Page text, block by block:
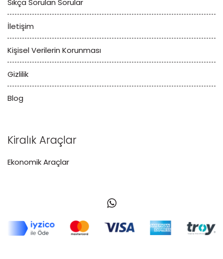
Sıkça Sorulan Sorular
İletişim
Kişisel Verilerin Korunması
Gizlilik
Blog
Kiralık Araçlar
Ekonomik Araçlar